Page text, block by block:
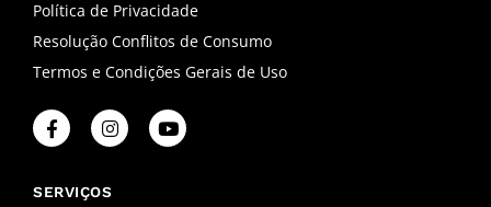
Política de Privacidade
Resolução Conflitos de Consumo
Termos e Condições Gerais de Uso
F
a
c
b
I
n
s
a
Y
o
u
SERVIÇOS